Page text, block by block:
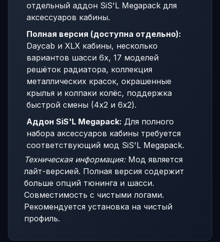
отдельный аддон SiS'L Megapack для
аксессуаров кабины.
Полная версия (доступна отдельно):
Daycab и XLX кабины, несколько
вариантов шасси 6x, 17 моделей
решёток радиатора, коллекция
металлических красок, окрашенные
крылья и колпаки колёс, поддержка
быстрой смены (4x2 и 6x2).
Аддон SiS'L Megapack: Для полного
набора аксессуаров кабины требуется
соответствующий мод SiS'L Megapack.
Техническая информация:Мод является
лайт-версией. Полная версия содержит
больше опций тюнинга и шасси.
Совместимость с чистыми логами.
Рекомендуется установка на чистый
профиль.